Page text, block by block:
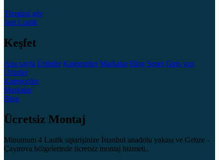
Tümünü gör
Jant Lastik
Keşfet
Ana sayfa Ürünler Kategoriler Markalar Blog Sepet Giriş yap
Ürünler
Kategoriler
Markalar
Blog
Ücretsiz Montaj
Minumum 4 Lastik siparişinize İstanbul anadolu yakası ve Gebze -
Çayırova bölgelerinde ücretsiz montaj hizmeti..